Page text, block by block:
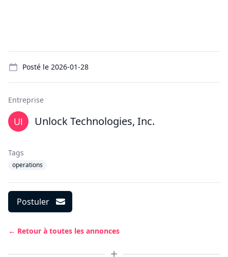
Posté le 2026-01-28
Entreprise
Unlock Technologies, Inc.
Tags
operations
Postuler
← Retour à toutes les annonces